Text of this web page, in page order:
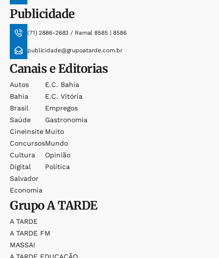
Publicidade
(71) 2886-2683 / Ramal 8585 | 8586
publicidade@grupoatarde.com.br
Canais e Editorias
Autos
Bahia
Brasil
Saúde
Cineinsite
Concursos
Cultura
Digital
Salvador
Economia
E.c. Bahia
E.c. Vitória
Empregos
Gastronomia
Muito
Mundo
Opinião
Política
GrupoA TARDE
A TARDE
A TARDE FM
MASSA!